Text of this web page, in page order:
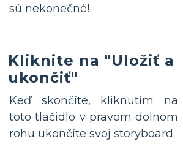
sú nekonečné!
Kliknite na "Uložiť a
ukončiť"
Keď skončíte, kliknutím na
toto tlačidlo v pravom dolnom
rohu ukončíte svoj storyboard.